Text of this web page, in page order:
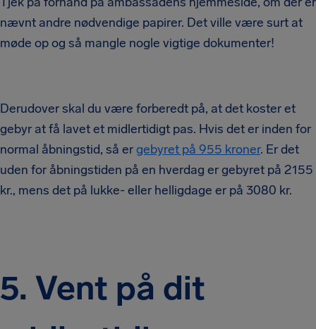
nævnt andre nødvendige papirer. Det ville være surt at
møde op og så mangle nogle vigtige dokumenter!
Derudover skal du være forberedt på, at det koster et
gebyr at få lavet et midlertidigt pas. Hvis det er inden for
normal åbningstid, så ergebyret på 955 kroner. Er det
uden for åbningstiden på en hverdag er gebyret på 2155
kr., mens det på lukke- eller helligdage er på 3080 kr.
5. Vent på dit